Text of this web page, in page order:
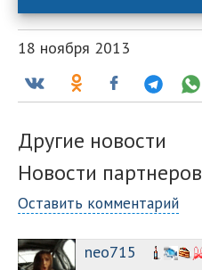
18 ноября 2013
Другие новости
Новости партнеров
Оставить комментарий
neo715